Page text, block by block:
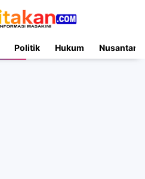
Politik Hukum Nusantara